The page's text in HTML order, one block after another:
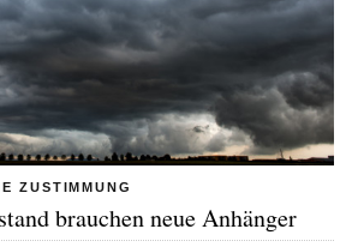
ZUSTIMMUNG
brauchen neue Anhänger